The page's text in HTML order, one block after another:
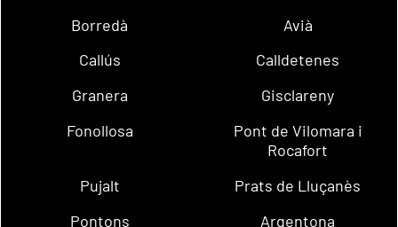
Borredà
Avià
Callús
Calldetenes
Granera
Gisclareny
Fonollosa
Pont de Vilomara i
Rocafort
Pujalt
Prats de Lluçanès
Pontons
Argentona